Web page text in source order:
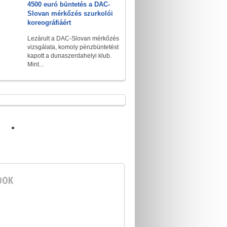
4500 euró büntetés a DAC-
Slovan mérkőzés szurkolói
koreográfiáért
Lezárult a DAC-Slovan mérkőzés
vizsgálata, komoly pénzbüntetést
kapott a dunaszerdahelyi klub.
Mint...